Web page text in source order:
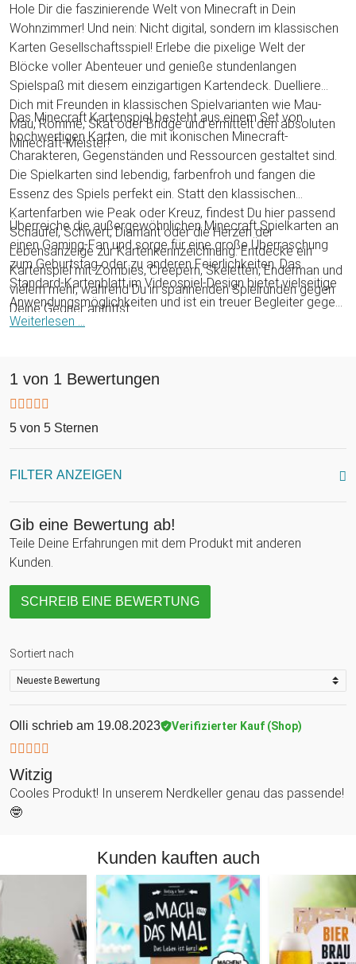
Hole Dir die faszinierende Welt von Minecraft in Dein
Wohnzimmer! Und nein: Nicht digital, sondern im klassischen
Karten Gesellschaftsspiel! Erlebe die pixelige Welt der
Blöcke voller Abenteuer und genieße stundenlangen
Spielspaß mit diesem einzigartigen Kartendeck. Duelliere
Dich mit Freunden in klassischen Spielvarianten wie Mau-
Mau, Rommé, Skat oder Bridge und ermittelt den absoluten
Minecraft-Meister!
Das Minecraft Kartenspiel besteht aus einem Set von
hochwertigen Karten, die mit ikonischen Minecraft-
Charakteren, Gegenständen und Ressourcen gestaltet sind.
Die Spielkarten sind lebendig, farbenfroh und fangen die
Essenz des Spiels perfekt ein. Statt den klassischen
Kartenfarben wie Peak oder Kreuz, findest Du hier passend
Schaufel, Schwert, Diamant oder die Herzen der
Lebensanzeige zur Kartenkennzeichnung. Entdecke ein
Kartenspiel mit Zombies, Creepern, Skeletten, Enderman und
vielem mehr, während Du in spannenden Spielrunden gegen
Deine Gegner antrittst.
Überreiche die außergewöhnlichen Minecraft Spielkarten an
einen Gaming-Fan und sorge für eine große Überraschung
zum Geburtstag oder zu anderen Feierlichkeiten. Das
Standard-Kartenblatt im Videospiel-Design bietet vielseitige
Anwendungsmöglichkeiten und ist ein treuer Begleiter gegen
Langeweile. Erlebe den Nervenkitzel von Minecraft in einem
Weiterlesen ...
1 von 1 Bewertungen
5 von 5 Sternen
FILTER ANZEIGEN
Gib eine Bewertung ab!
Teile Deine Erfahrungen mit dem Produkt mit anderen
Kunden.
SCHREIB EINE BEWERTUNG
Sortiert nach
Olli schrieb am 19.08.2023 Verifizierter Kauf (Shop)
Witzig
Cooles Produkt! In unserem Nerdkeller genau das passende!
🤓
Kunden kauften auch